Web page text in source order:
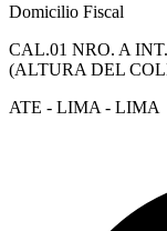
Domicilio Fiscal
CAL.01 NRO. A
(ALTURA DEL
ATE - LIMA - LIMA